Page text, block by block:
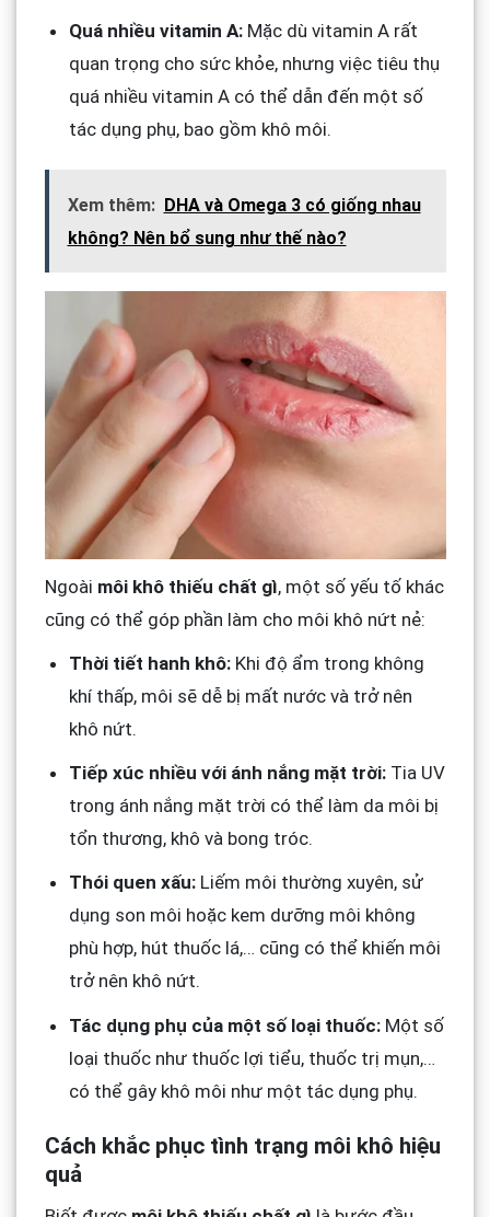
Quá nhiều vitamin A:Mặc dù vitamin A rất
quan trọng cho sức khỏe, nhưng việc tiêu thụ
quá nhiều vitamin A có thể dẫn đến một số
tác dụng phụ, bao gồm khô môi.
Xem thêm:
DHA và Omega 3 có giống nhau
không? Nên bổ sung như thế nào?
Ngoài môi khô thiếu chất gì, một số yếu tố khác
cũng có thể góp phần làm cho môi khô nứt nẻ:
Thời tiết hanh khô: Khi độ ẩm trong không
khí thấp, môi sẽ dễ bị mất nước và trở nên
khô nứt.
Tiếp xúc nhiều với ánh nắng mặt trời:Tia UV
trong ánh nắng mặt trời có thể làm da môi bị
tổn thương, khô và bong tróc.
Thói quen xấu:Liếm môi thường xuyên, sử
dụng son môi hoặc kem dưỡng môi không
phù hợp, hút thuốc lá,… cũng có thể khiến môi
trở nên khô nứt.
Tác dụng phụ của một số loại thuốc:Một số
loại thuốc như thuốc lợi tiểu, thuốc trị mụn,…
có thể gây khô môi như một tác dụng phụ.
Cách khắc phục tình trạng môi khô hiệu
quả